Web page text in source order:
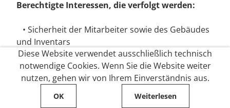
Berechtigte Interessen, die verfolgt werden:
• Sicherheit der Mitarbeiter sowie des Gebäudes
und Inventars
• Verhinderung und Aufdeckung von Straftaten
gegen Personen oder Eigentum einschließlich der
• Beweissicherung zur Unterstützung der
Strafverfolgung bzw. Geltendmachung
Diese Website verwendet ausschließlich technisch
notwendige Cookies. Wenn Sie die Website weiter
nutzen, gehen wir von Ihrem Einverständnis aus.
OK Weiterlesen